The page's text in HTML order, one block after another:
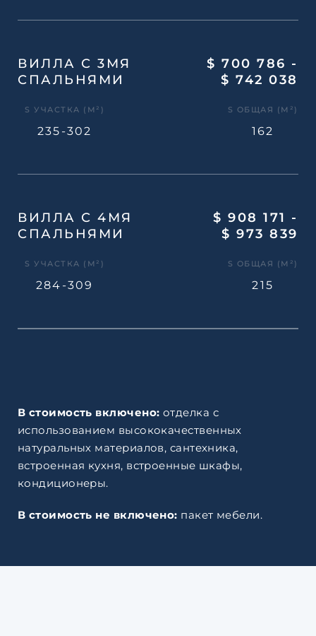
ВИЛЛА С 3МЯ
СПАЛЬНЯМИ
S УЧАСТКА (М²)
235-302
S ОБЩАЯ (М²)
162
$ 700 786 -
$ 742 038
ВИЛЛА С 4МЯ
СПАЛЬНЯМИ
S УЧАСТКА (М²)
284-309
S ОБЩАЯ (М²)
215
$ 908 171 -
$ 973 839
В стоимость включено: отделка с
использованием высококачественных
натуральных материалов, сантехника,
встроенная кухня, встроенные шкафы,
кондиционеры.
В стоимость не включено: пакет мебели.